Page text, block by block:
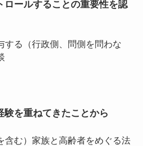
ロールすることの重要性を認
する（行政側、問側を問わな
験を重ねてきたことから
含む）家族と高齢者をめぐる法